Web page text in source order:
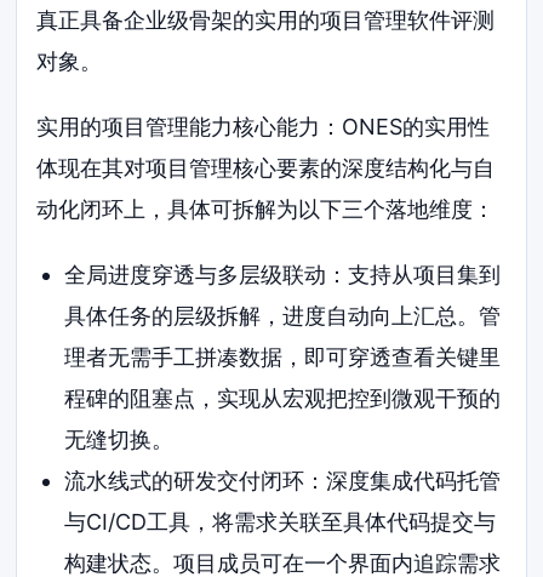
真正具备企业级骨架的实用的项目管理软件评测
对象。
实用的项目管理能力核心能力：ONES的实用性
体现在其对项目管理核心要素的深度结构化与自
动化闭环上，具体可拆解为以下三个落地维度：
全局进度穿透与多层级联动：支持从项目集到
具体任务的层级拆解，进度自动向上汇总。管
理者无需手工拼凑数据，即可穿透查看关键里
程碑的阻塞点，实现从宏观把控到微观干预的
无缝切换。
流水线式的研发交付闭环：深度集成代码托管
与CI/CD工具，将需求关联至具体代码提交与
构建状态。项目成员可在一个界面内追踪需求